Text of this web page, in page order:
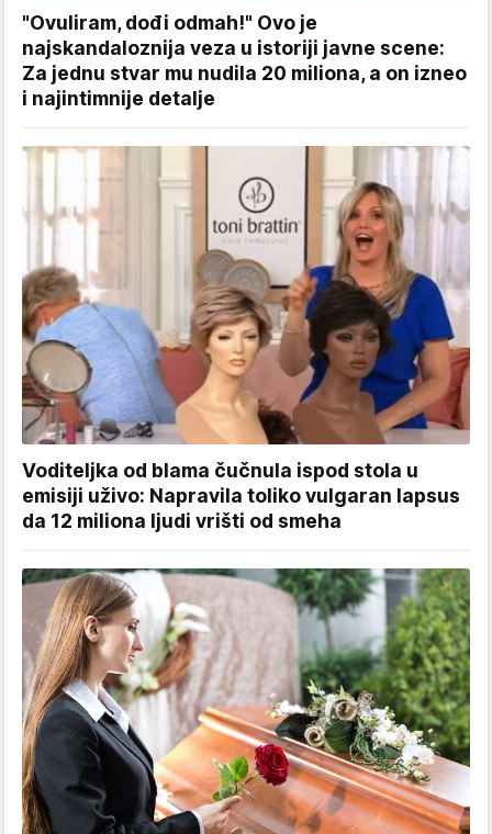
"Ovuliram, dođi odmah!" Ovo je
najskandaloznija veza u istoriji javne scene:
Za jednu stvar mu nudila 20 miliona, a on izneo
i najintimnije detalje
Voditeljka od blama čučnula ispod stola u
emisiji uživo: Napravila toliko vulgaran lapsus
da 12 miliona ljudi vrišti od smeha